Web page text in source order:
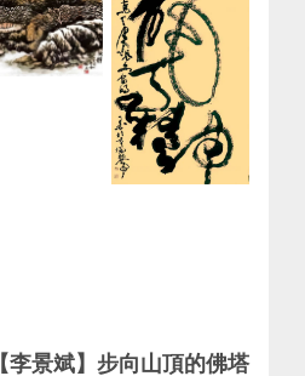
【李景斌】步向山頂的佛塔